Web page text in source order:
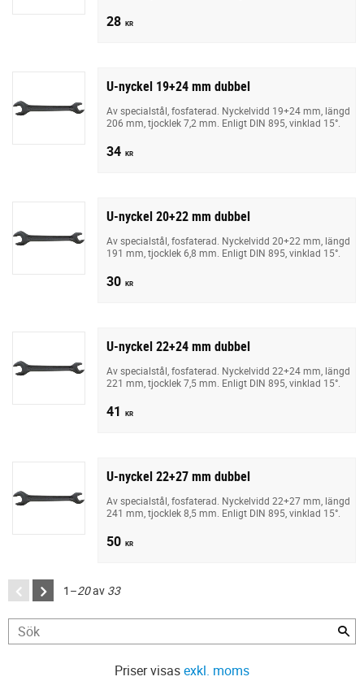
28 KR
U-nyckel 19+24 mm dubbel
Av specialstål, fosfaterad. Nyckelvidd 19+24 mm, längd
206 mm, tjocklek 7,2 mm. Enligt DIN 895, vinklad 15°.
34 KR
U-nyckel 20+22 mm dubbel
Av specialstål, fosfaterad. Nyckelvidd 20+22 mm, längd
191 mm, tjocklek 6,8 mm. Enligt DIN 895, vinklad 15°.
30 KR
U-nyckel 22+24 mm dubbel
Av specialstål, fosfaterad. Nyckelvidd 22+24 mm, längd
221 mm, tjocklek 7,5 mm. Enligt DIN 895, vinklad 15°.
41 KR
U-nyckel 22+27 mm dubbel
Av specialstål, fosfaterad. Nyckelvidd 22+27 mm, längd
241 mm, tjocklek 8,5 mm. Enligt DIN 895, vinklad 15°.
50 KR
1–20av 33
Priser visasexkl. moms